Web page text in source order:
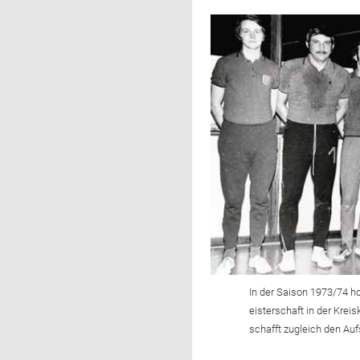
In der Saison 1973/74
eisterschaft in der
schafft zugleich den